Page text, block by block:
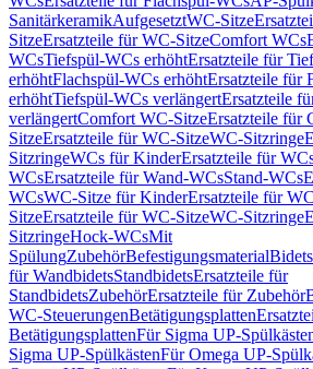
SanitärkeramikAufgesetztWC-Sitze
SitzeErsatzteile für WC-SitzeComfort WCs
WCsTiefspül-WCs erhöhtErsatzteile für
erhöhtFlachspül-WCs erhöhtErsatzteile für
erhöhtTiefspül-WCs verlängertErsatzteile
verlängertComfort WC-SitzeErsatzteile für
SitzeErsatzteile für WC-SitzeWC-Sitzringe
SitzringeWCs für KinderErsatzteile für
WCsErsatzteile für Wand-WCsStand-WCs
WCsWC-Sitze für KinderErsatzteile für
SitzeErsatzteile für WC-SitzeWC-Sitzringe
SitzringeHock-WCsMit
SpülungZubehörBefestigungsmaterialBidets
für WandbidetsStandbidetsErsatzteile für
StandbidetsZubehörErsatzteile für Zubehör
WC-SteuerungenBetätigungsplatten
BetätigungsplattenFür Sigma UP-
Sigma UP-SpülkästenFür Omega UP-